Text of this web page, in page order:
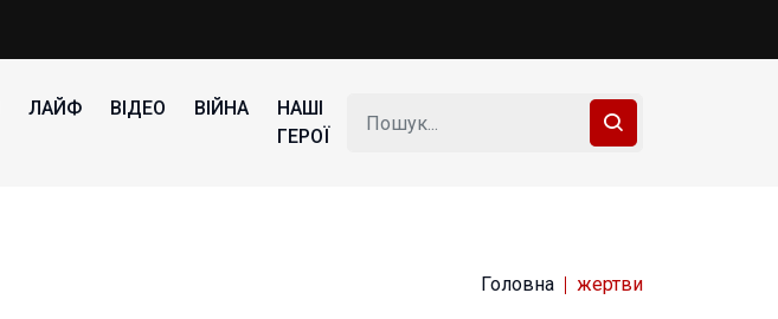
ЛАЙФ ВІДЕО ВІЙНА
НАШІ
ГЕРОЇ
Головна жертви